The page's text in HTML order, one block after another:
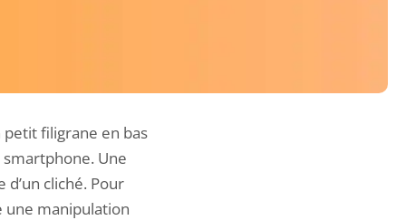
petit filigrane en bas
Une
cliché. Pour
une manipulation